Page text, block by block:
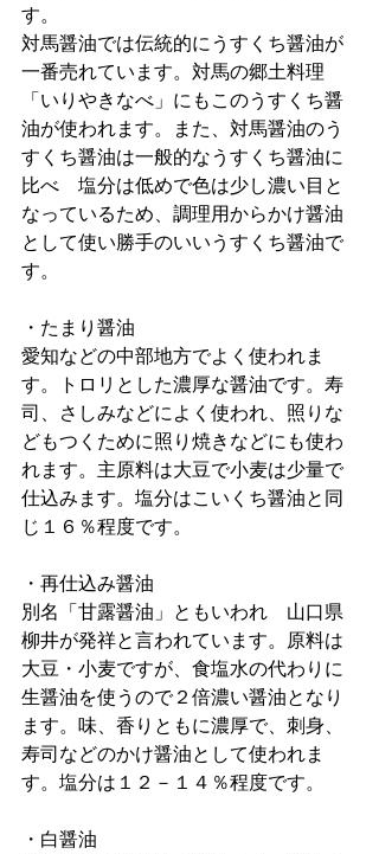
す。
対馬醤油では伝統的にうすくち醤油が
一番売れています。対馬の郷土料理
「いりやきなべ」にもこのうすくち醤
油が使われます。また、対馬醤油のう
すくち醤油は一般的なうすくち醤油に
比べ　塩分は低めで色は少し濃い目と
なっているため、調理用からかけ醤油
として使い勝手のいいうすくち醤油で
す。
・たまり醤油
愛知などの中部地方でよく使われま
す。トロリとした濃厚な醤油です。寿
司、さしみなどによく使われ、照りな
どもつくために照り焼きなどにも使わ
れます。主原料は大豆で小麦は少量で
仕込みます。塩分はこいくち醤油と同
じ１６％程度です。
・再仕込み醤油
別名「甘露醤油」ともいわれ　山口県
柳井が発祥と言われています。原料は
大豆・小麦ですが、食塩水の代わりに
生醤油を使うので２倍濃い醤油となり
ます。味、香りともに濃厚で、刺身、
寿司などのかけ醤油として使われま
す。塩分は１２－１４％程度です。
・白醤油